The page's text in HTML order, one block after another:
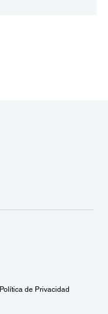
Política de Privacidad